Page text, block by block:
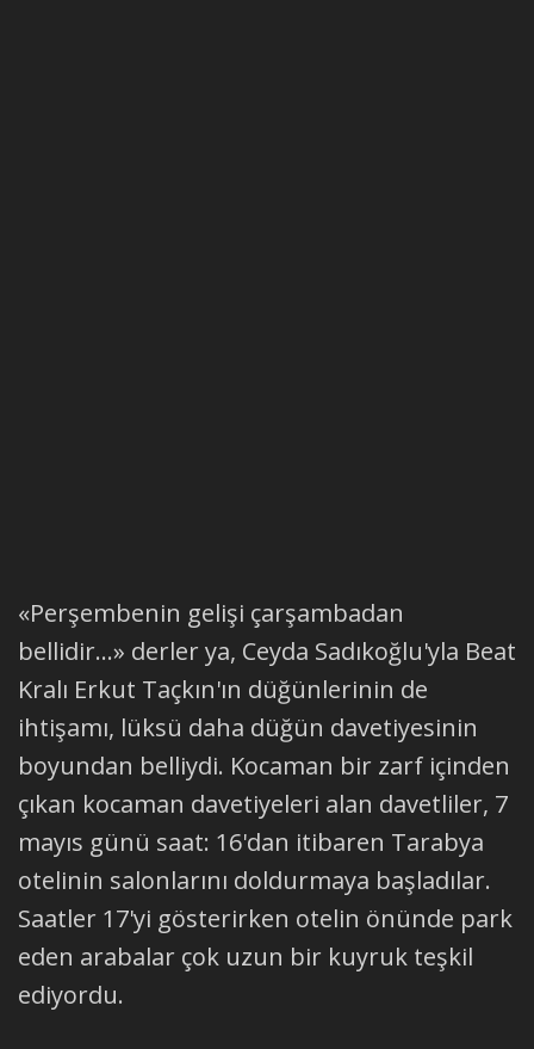
«Perşembenin gelişi çarşambadan
bellidir...» derler ya, Ceyda Sadıkoğlu'yla Beat
Kralı Erkut Taçkın'ın düğünlerinin de
ihtişamı, lüksü daha düğün davetiyesinin
boyundan belliydi. Kocaman bir zarf içinden
çıkan kocaman davetiyeleri alan davetliler, 7
mayıs günü saat: 16'dan itibaren Tarabya
otelinin salonlarını doldurmaya başladılar.
Saatler 17'yi gösterirken otelin önünde park
eden arabalar çok uzun bir kuyruk teşkil
ediyordu.